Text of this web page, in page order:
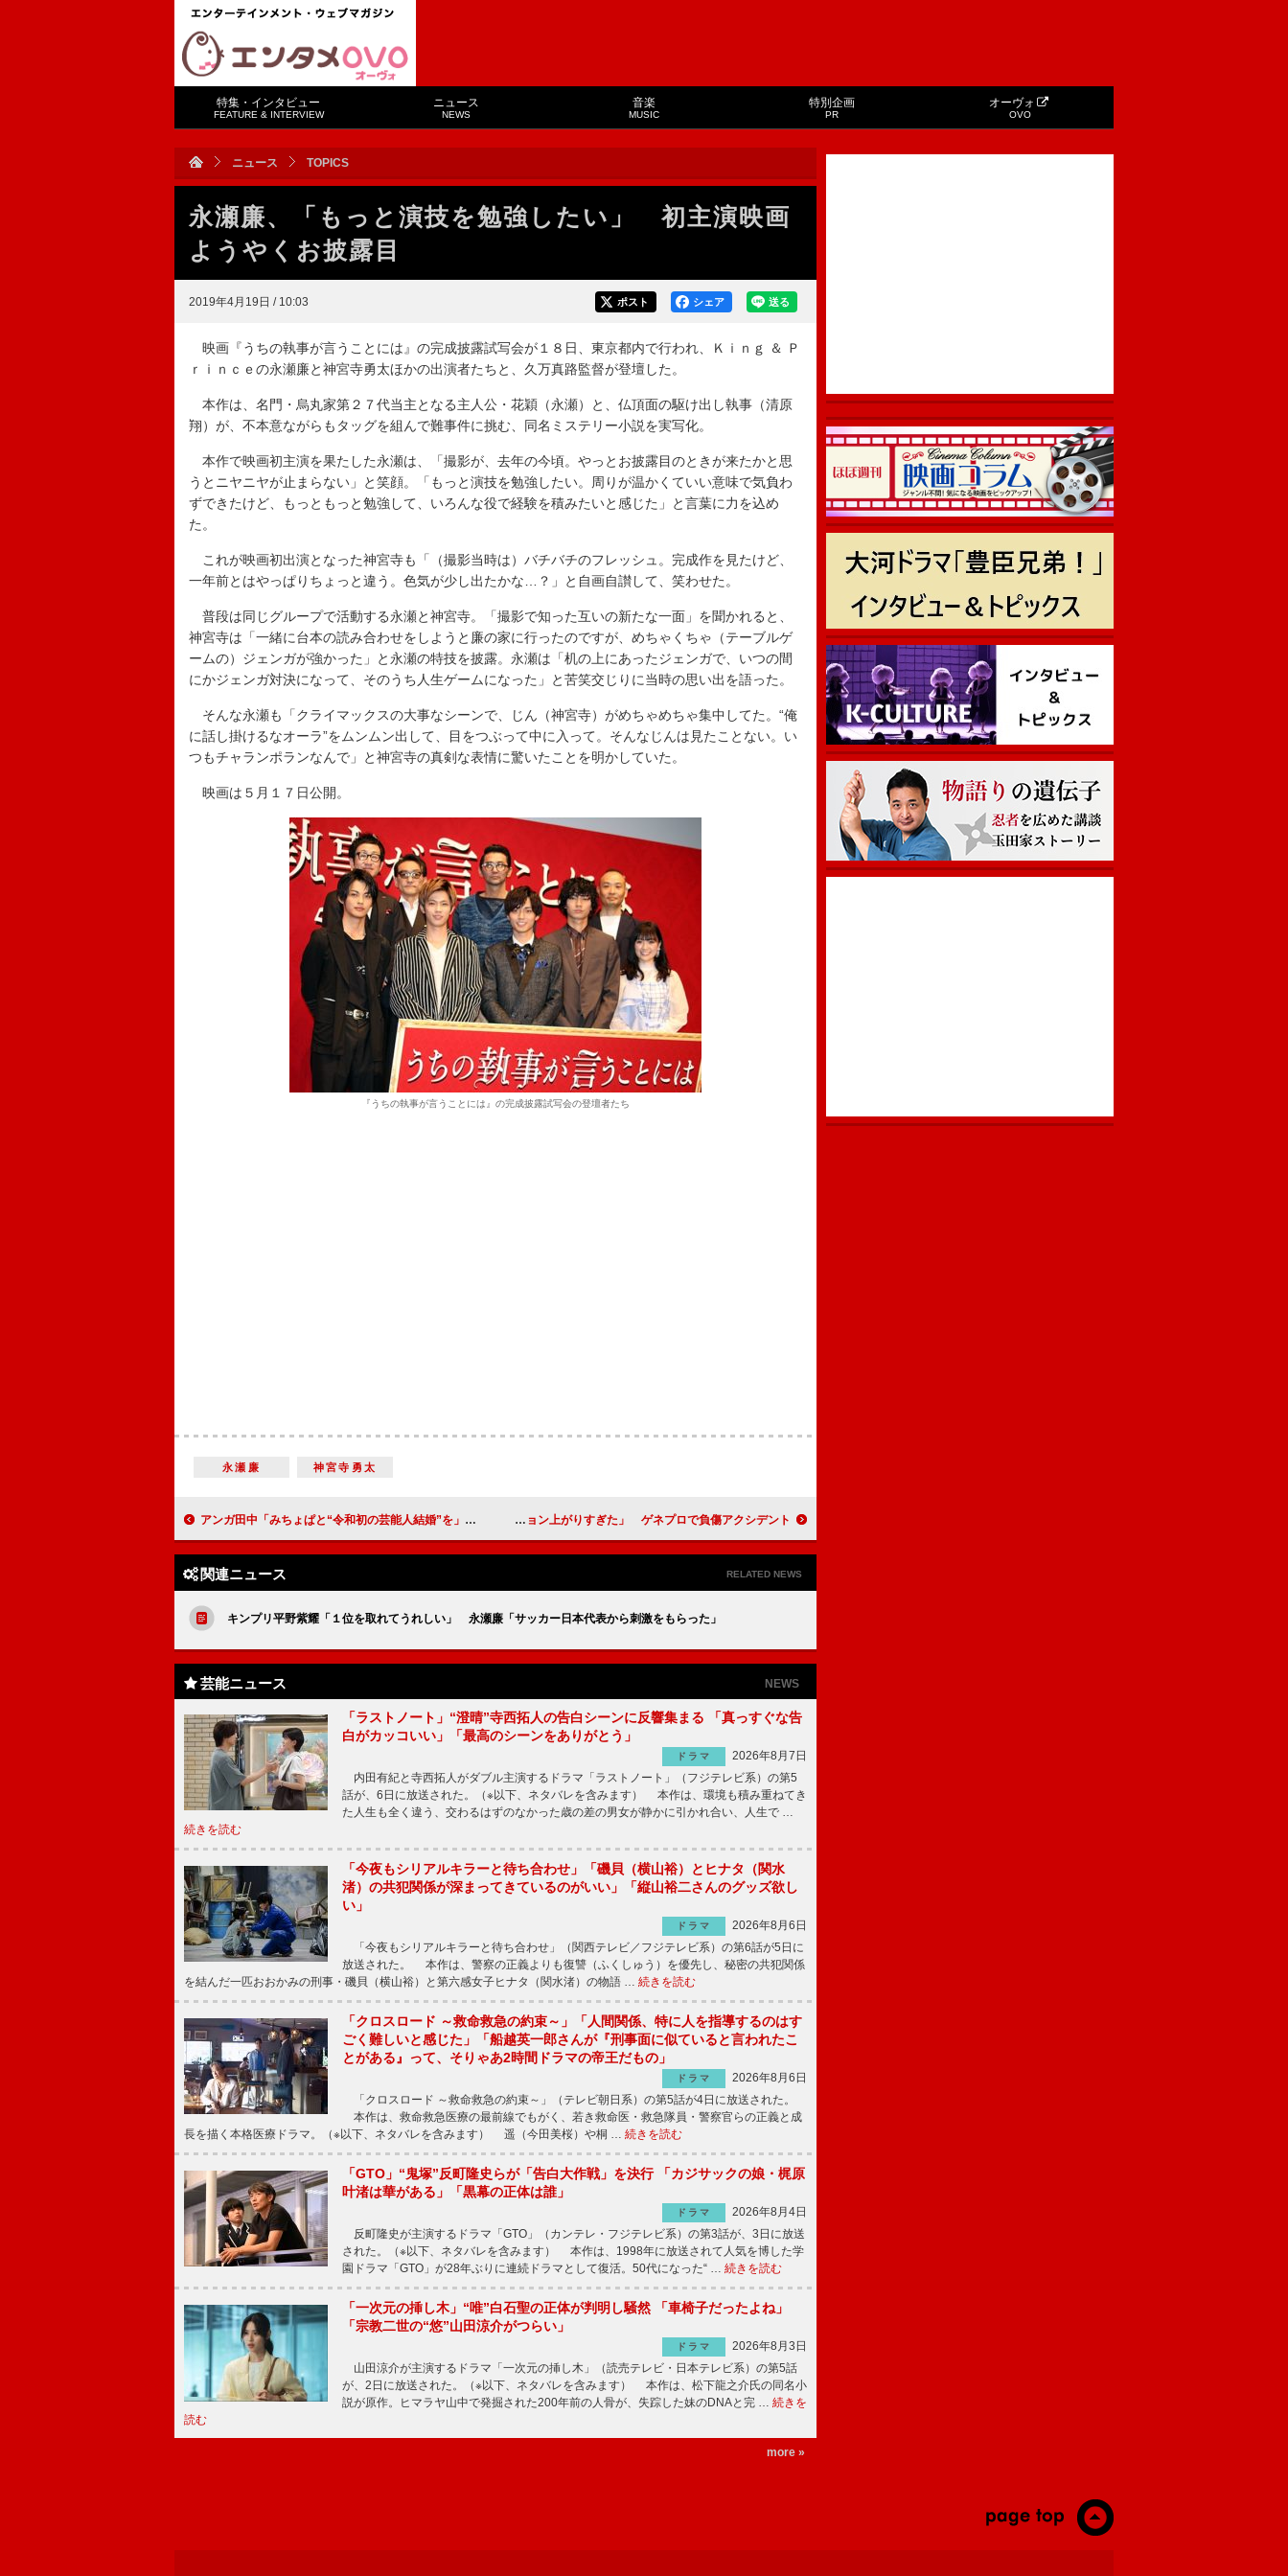
特集・インタビュー
FEATURE & INTERVIEW
ニュース
NEWS
音楽
MUSIC
特別企画
PR
オーヴォ
OVO
ニュース TOPICS
永瀬廉、「もっと演技を勉強したい」 初主演映画
ようやくお披露目
2019年4月19日 / 10:03 送る
シェア
ポスト
映画『うちの執事が言うことには』の完成披露試写会が１８日、東京都内で行われ、Ｋｉｎｇ ＆ Ｐ
ｒｉｎｃｅの永瀬廉と神宮寺勇太ほかの出演者たちと、久万真路監督が登壇した。
本作は、名門・烏丸家第２７代当主となる主人公・花穎（永瀬）と、仏頂面の駆け出し執事（清原
翔）が、不本意ながらもタッグを組んで難事件に挑む、同名ミステリー小説を実写化。
本作で映画初主演を果たした永瀬は、「撮影が、去年の今頃。やっとお披露目のときが来たかと思
うとニヤニヤが止まらない」と笑顔。「もっと演技を勉強したい。周りが温かくていい意味で気負わ
ずできたけど、もっともっと勉強して、いろんな役で経験を積みたいと感じた」と言葉に力を込め
た。
これが映画初出演となった神宮寺も「（撮影当時は）バチバチのフレッシュ。完成作を見たけど、
一年前とはやっぱりちょっと違う。色気が少し出たかな…？」と自画自讃して、笑わせた。
普段は同じグループで活動する永瀬と神宮寺。「撮影で知った互いの新たな一面」を聞かれると、
神宮寺は「一緒に台本の読み合わせをしようと廉の家に行ったのですが、めちゃくちゃ（テーブルゲ
ームの）ジェンガが強かった」と永瀬の特技を披露。永瀬は「机の上にあったジェンガで、いつの間
にかジェンガ対決になって、そのうち人生ゲームになった」と苦笑交じりに当時の思い出を語った。
そんな永瀬も「クライマックスの大事なシーンで、じん（神宮寺）がめちゃめちゃ集中してた。“俺
に話し掛けるなオーラ”をムンムン出して、目をつぶって中に入って。そんなじんは見たことない。い
つもチャランポランなんで」と神宮寺の真剣な表情に驚いたことを明かしていた。
映画は５月１７日公開。
『うちの執事が言うことには』の完成披露試写会の登壇者たち
永瀬廉 神宮寺勇太
アンガ田中「みちょぱと“令和初の芸能人結婚”を」 みちょぱ全否定「田中さんに愛はない」 崎山つばさ、舞台初主演で「テンション上がりすぎた」 ゲネプロで負傷アクシデント
関連ニュース RELATED NEWS
キンプリ平野紫耀「１位を取れてうれしい」 永瀬廉「サッカー日本代表から刺激をもらった」
芸能ニュース NEWS
「ラストノート」“澄晴”寺西拓人の告白シーンに反響集まる 「真っすぐな告
白がカッコいい」「最高のシーンをありがとう」
ドラマ
2026年8月7日
内田有紀と寺西拓人がダブル主演するドラマ「ラストノート」（フジテレビ系）の第5
話が、6日に放送された。（※以下、ネタバレを含みます） 本作は、環境も積み重ねてき
た人生も全く違う、交わるはずのなかった歳の差の男女が静かに引かれ合い、人生で …
続きを読む
「今夜もシリアルキラーと待ち合わせ」「磯貝（横山裕）とヒナタ（関水
渚）の共犯関係が深まってきているのがいい」「縦山裕二さんのグッズ欲し
い」
ドラマ
2026年8月6日
「今夜もシリアルキラーと待ち合わせ」（関西テレビ／フジテレビ系）の第6話が5日に
放送された。 本作は、警察の正義よりも復讐（ふくしゅう）を優先し、秘密の共犯関係
を結んだ一匹おおかみの刑事・磯貝（横山裕）と第六感女子ヒナタ（関水渚）の物語 … 続きを読む
「クロスロード ～救命救急の約束～」「人間関係、特に人を指導するのはす
ごく難しいと感じた」「船越英一郎さんが『刑事面に似ていると言われたこ
とがある』って、そりゃあ2時間ドラマの帝王だもの」
ドラマ
2026年8月6日
「クロスロード ～救命救急の約束～」（テレビ朝日系）の第5話が4日に放送された。
本作は、救命救急医療の最前線でもがく、若き救命医・救急隊員・警察官らの正義と成
長を描く本格医療ドラマ。（※以下、ネタバレを含みます） 遥（今田美桜）や桐 … 続きを読む
「GTO」“鬼塚”反町隆史らが「告白大作戦」を決行 「カジサックの娘・梶原
叶渚は華がある」「黒幕の正体は誰」
ドラマ
2026年8月4日
反町隆史が主演するドラマ「GTO」（カンテレ・フジテレビ系）の第3話が、3日に放送
された。（※以下、ネタバレを含みます） 本作は、1998年に放送されて人気を博した学
園ドラマ「GTO」が28年ぶりに連続ドラマとして復活。50代になった“ … 続きを読む
「一次元の挿し木」“唯”白石聖の正体が判明し騒然 「車椅子だったよね」
「宗教二世の“悠”山田涼介がつらい」
ドラマ
2026年8月3日
山田涼介が主演するドラマ「一次元の挿し木」（読売テレビ・日本テレビ系）の第5話
が、2日に放送された。（※以下、ネタバレを含みます） 本作は、松下龍之介氏の同名小
説が原作。ヒマラヤ山中で発掘された200年前の人骨が、失踪した妹のDNAと完 … 続きを
読む
more »